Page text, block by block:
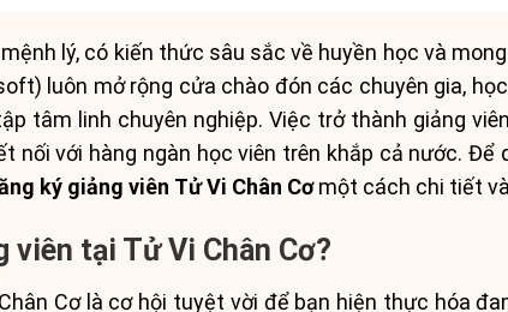
lý, có kiến thức sâu sắc về huyền học và
luôn mở rộng cửa chào đón các chuyên gia,
tâm linh chuyên nghiệp. Việc trở thành giảng
nối với hàng ngàn học viên trên khắp cả nước. Để
ký giảng viên Tử Vi Chân Cơmột cách chi tiết
tại Tử Vi Chân Cơ?
Cơ là cơ hội tuyệt vời để bạn hiện thực hóa